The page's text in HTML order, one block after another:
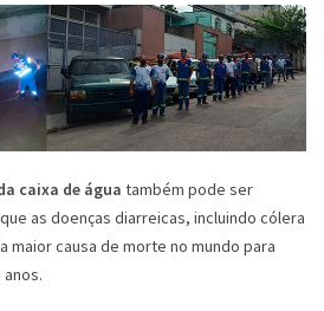
caixa de água também pode ser
as doenças diarreicas, incluindo cólera
maior causa de morte no mundo para